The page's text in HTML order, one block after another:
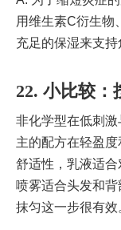
用维生素C衍生物
充足的保湿来支持
22. 小比较：
非化学型在低刺
主的配方在轻盈
舒适性，乳液适合
喷雾适合头发和
抹匀这一步很有效